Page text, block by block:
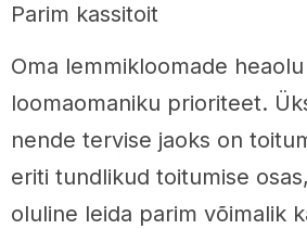
Parim kassitoit
Oma lemmikloomade
loomaomaniku prioriteet.
nende tervise jaoks on
eriti tundlikud toitumise
oluline leida parim võimalik